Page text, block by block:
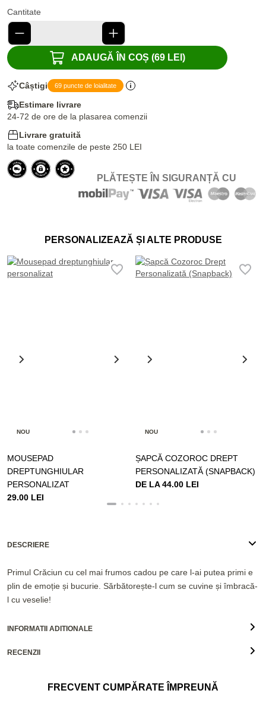
Cantitate
ADAUGĂ ÎN COȘ (69 LEI)
Câștigi 69 puncte de loialitate
Estimare livrare
24-72 de ore de la plasarea comenzii
Livrare gratuită
la toate comenzile de peste 250 LEI
PLĂTEȘTE ÎN SIGURANȚĂ CU
PERSONALIZEAZĂ ȘI ALTE PRODUSE
NOU
MOUSEPAD
DREPTUNGHIULAR
PERSONALIZAT
29.00 LEI
NOU
ȘAPCĂ COZOROC DREPT
PERSONALIZATĂ (SNAPBACK)
DE LA 44.00 LEI
DESCRIERE
Primul Crăciun cu cel mai frumos cadou pe care l-ai putea primi e
plin de emoție și bucurie. Sărbătorește-l cum se cuvine și îmbracă-
l cu veselie!
INFORMATII ADITIONALE
RECENZII
FRECVENT CUMPĂRATE ÎMPREUNĂ